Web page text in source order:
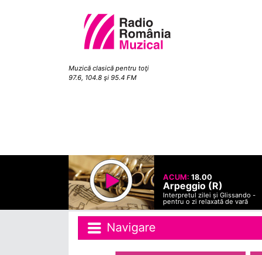
Muzică clasică pentru toţi
97.6, 104.8 şi 95.4 FM
ACUM: 18.00
Arpeggio (R)
Interpretul zilei și Glissando -
pentru o zi relaxată de vară
Navigare